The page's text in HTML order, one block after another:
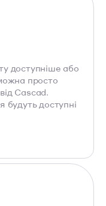
доступніше або
просто
Cascad.
будуть доступні